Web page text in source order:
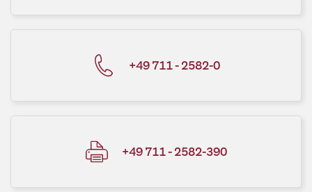
+49 711 - 2582-0
+49 711 - 2582-390